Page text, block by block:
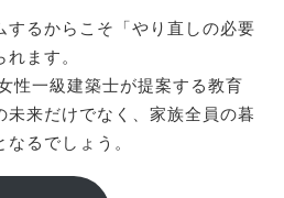
するからこそ「やり直しの必要
ます。
性一級建築士が提案する教育
未来だけでなく、家族全員の暮
るでしょう。